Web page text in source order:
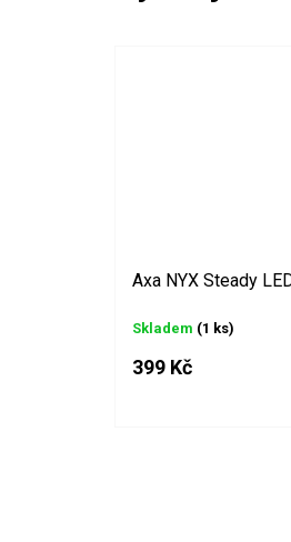
Axa NYX Steady
Skladem (1 ks)
399 Kč